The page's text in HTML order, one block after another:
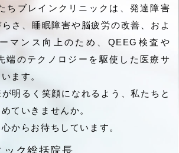
ちブレインクリニックは、発達障害
さ、睡眠障害や脳疲労の改善、およ
マンス向上のため、QEEG検査や
端のテクノロジーを駆使した医療サ
ます。
明るく笑顔になれるよう、私たちと
ていきませんか。
からお待ちしています。